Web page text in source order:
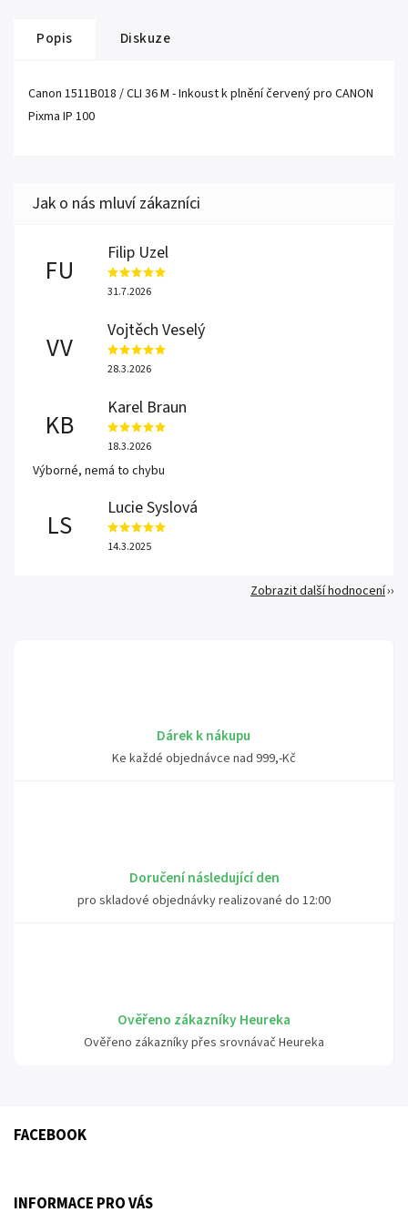
Dárek k nákupu
Ke každé objednávce nad 999,-Kč
Doručení následující den
pro skladové objednávky realizované do 12:00
Ověřeno zákazníky Heureka
Ověřeno zákazníky přes srovnávač Heureka
Popis Diskuze
Canon 1511B018 / CLI 36 M - Inkoust k plnění červený pro CANON
Pixma IP 100
FU
Filip Uzel
31.7.2026
VV
Vojtěch Veselý
28.3.2026
KB
Karel Braun
18.3.2026
Výborné, nemá to chybu
LS
Lucie Syslová
14.3.2025
Zobrazit další hodnocení
FACEBOOK
INFORMACE PRO VÁS